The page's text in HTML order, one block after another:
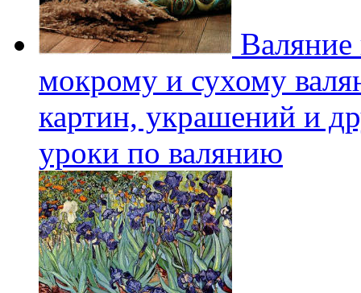
Валяние
мокрому и сухому
картин, украшений и
уроки по валянию